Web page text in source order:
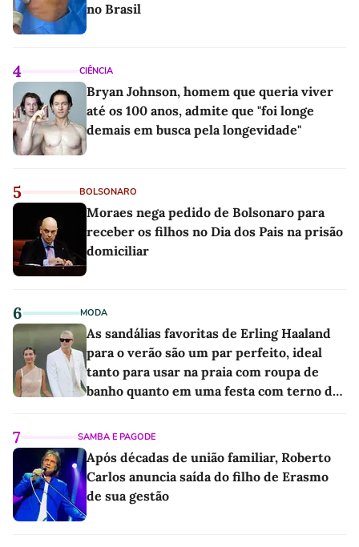
no Brasil
4 CIÊNCIA
Bryan Johnson, homem que queria viver
até os 100 anos, admite que "foi longe
demais em busca pela longevidade"
5 BOLSONARO
Moraes nega pedido de Bolsonaro para
receber os filhos no Dia dos Pais na prisão
domiciliar
6 MODA
As sandálias favoritas de Erling Haaland
para o verão são um par perfeito, ideal
tanto para usar na praia com roupa de
banho quanto em uma festa com terno de
7 SAMBA E PAGODE
Após décadas de união familiar, Roberto
Carlos anuncia saída do filho de Erasmo
de sua gestão